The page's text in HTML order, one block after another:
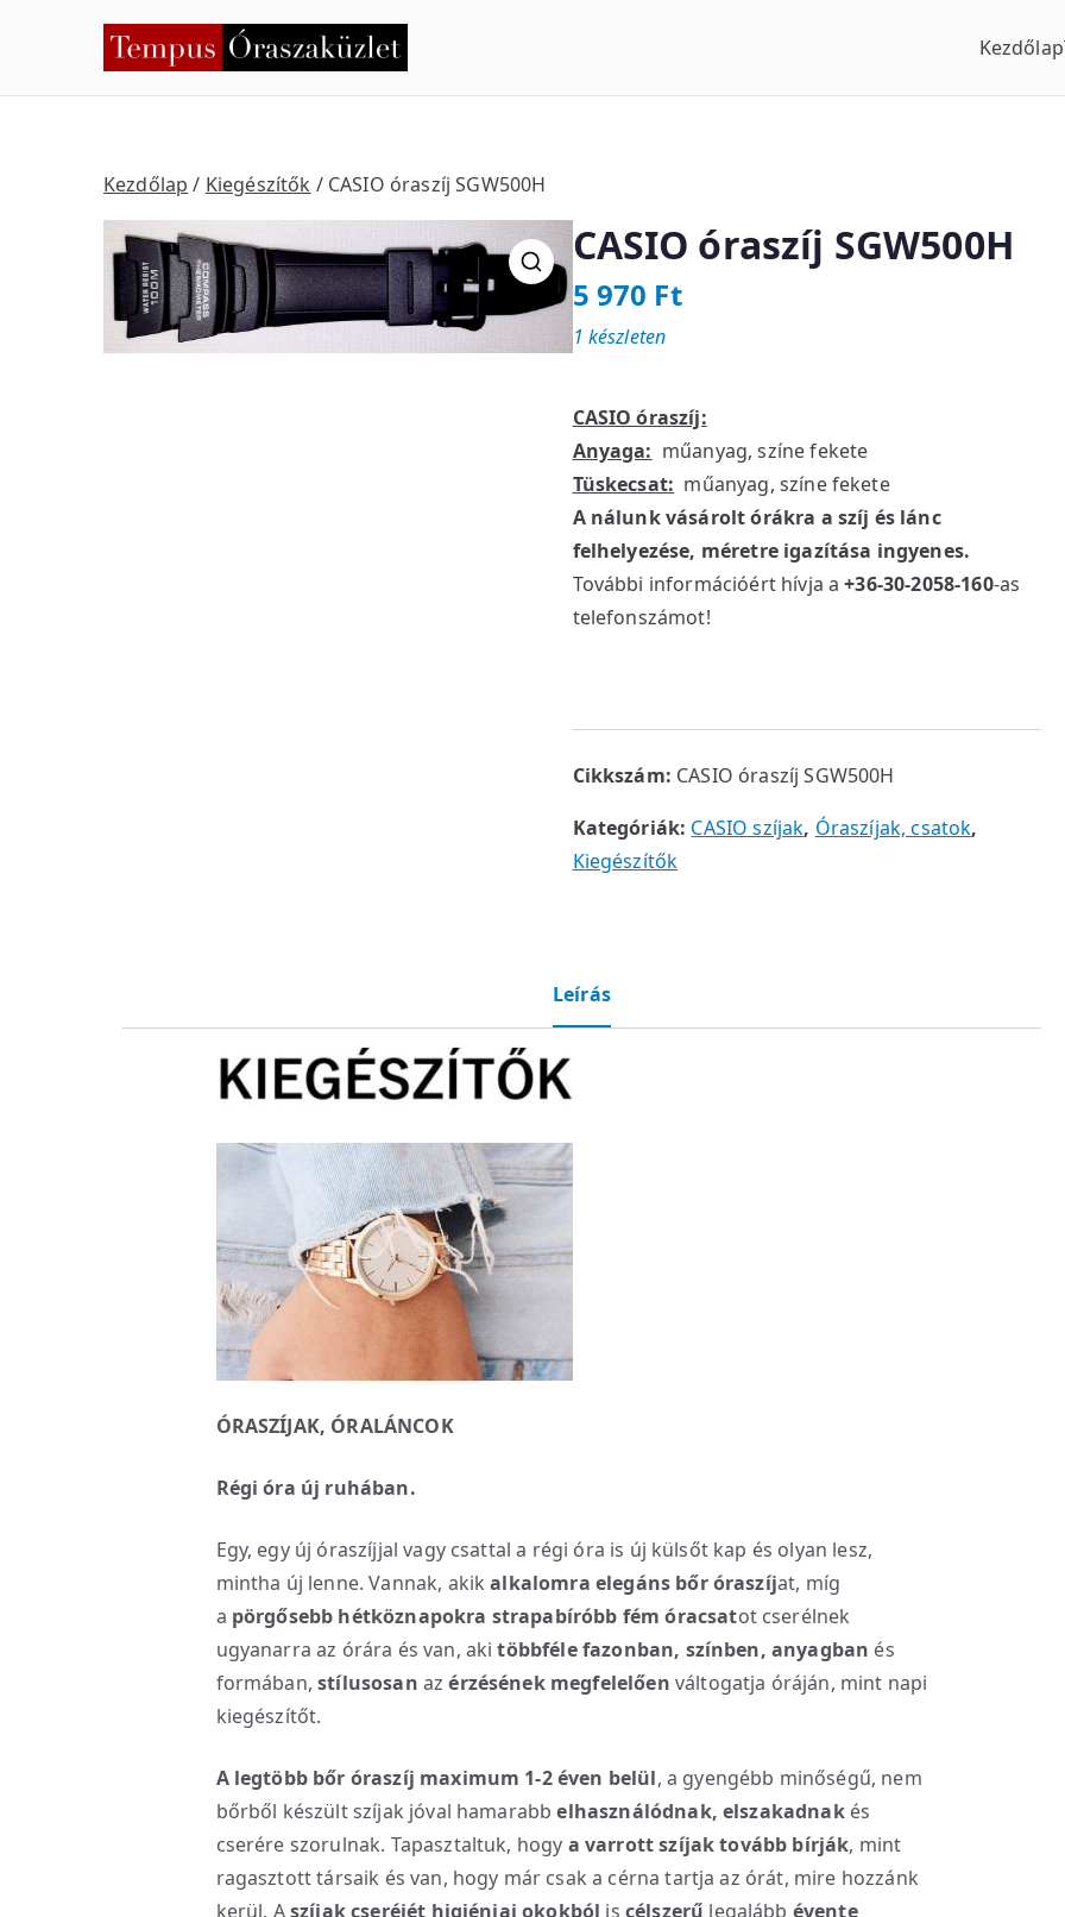
Tempus Óraszaküzlet Kezdőlap
Kezdőlap / Kiegészítők / CASIO óraszíj SGW500H
CASIO óraszíj SGW500H
5 970 Ft
CASIO óraszíj:
Anyaga: műanyag, színe fekete
Tüskecsat: műanyag, színe fekete
A nálunk vásárolt órákra a szíj és lánc
felhelyezése, méretre igazítása ingyenes.
További információért hívja a+36-30-2058-160-as
telefonszámot!
1 készleten
Cikkszám: CASIO óraszíj SGW500H
Kategóriák: CASIO szíjak, Óraszíjak, csatok,
Kiegészítők
Leírás
ÓRASZÍJAK, ÓRALÁNCOK
Régi óra új ruhában.
Egy, egy új óraszíjjal vagy csattal a régi óra is új külsőt kap és olyan lesz,
mintha új lenne. Vannak, akikalkalomra elegáns bőr óraszíjat, míg
a pörgősebb hétköznapokra strapabíróbb fém óracsatot cserélnek
ugyanarra az órára és van, akitöbbféle fazonban, színben, anyagban és
formában,stílusosan azérzésének megfelelően váltogatja óráján, mint napi
kiegészítőt.
A legtöbb bőr óraszíj maximum 1-2 éven belül, a gyengébb minőségű, nem
bőrből készült szíjak jóval hamarabbelhasználódnak, elszakadnakés
cserére szorulnak. Tapasztaltuk, hogy a varrott szíjak tovább bírják, mint
ragasztott társaik és van, hogy már csak a cérna tartja az órát, mire hozzánk
kerül. Aszíjak cseréjét higiéniai okokból is célszerű legalább évente